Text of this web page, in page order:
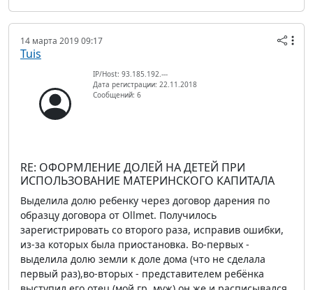
14 марта 2019 09:17
Tuis
IP/Host: 93.185.192.---
Дата регистрации: 22.11.2018
Сообщений: 6
RE: ОФОРМЛЕНИЕ ДОЛЕЙ НА ДЕТЕЙ ПРИ
ИСПОЛЬЗОВАНИЕ МАТЕРИНСКОГО КАПИТАЛА
Выделила долю ребенку через договор дарения по
образцу договора от Ollmet. Получилось
зарегистрировать со второго раза, исправив ошибки,
из-за которых была приостановка. Во-первых -
выделила долю земли к доле дома (что не сделала
первый раз),во-вторых - представителем ребёнка